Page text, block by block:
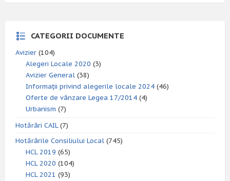
CATEGORII DOCUMENTE
Avizier (104)
Alegeri Locale 2020 (3)
Avizier General (38)
Informații privind alegerile locale 2024 (46)
Oferte de vânzare Legea 17/2014 (4)
Urbanism (7)
Hotărâri CAIL(7)
Hotărârile Consiliului Local (745)
HCL 2019 (65)
HCL 2020 (104)
HCL 2021 (93)